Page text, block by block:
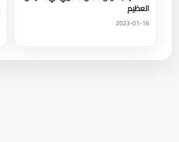
العظيم
2023-01-16